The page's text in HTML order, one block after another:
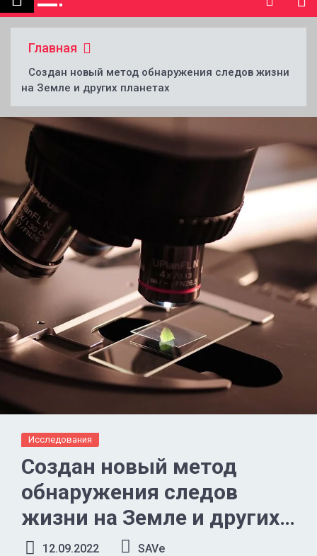
Главная
Создан новый метод обнаружения следов жизни
на Земле и других планетах
Исследования
Создан новый метод
обнаружения следов
жизни на Земле и других
планетах
12.09.2022 SAVe